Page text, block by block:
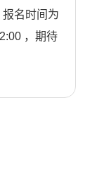
名时间为
，期待